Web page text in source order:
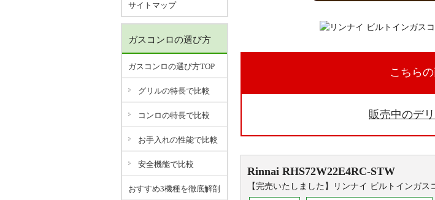
こちら
販売中のデ
Rinnai RHS72W22E4RC-STW
【完売いたしました】リンナイ ビルトインガス
サイトマップ
ガスコンロの選び方
ガスコンロの選び方TOP
グリルの特長で比較
コンロの特長で比較
お手入れの性能で比較
安全機能で比較
おすすめ3機種を徹底解剖